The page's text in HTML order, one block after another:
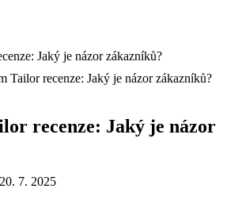
Tailor recenze: Jaký je názor zákazníků?
recenze: Jaký je názor
20. 7. 2025